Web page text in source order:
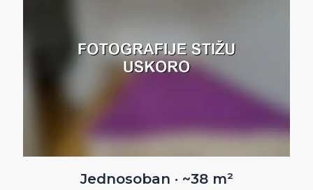
Jednosoban · ~38 m²